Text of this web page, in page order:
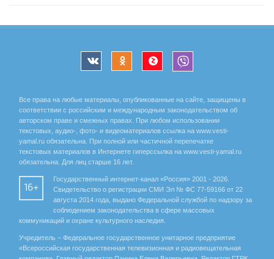
Все права на любые материалы, опубликованные на сайте, защищены в
соответствии с российским и международным законодательством об
авторском праве и смежных правах. При любом использовании
текстовых, аудио-, фото- и видеоматериалов ссылка на www.vesti-
yamal.ru обязательна. При полной или частичной перепечатке
текстовых материалов в Интернете гиперссылка на www.vesti-yamal.ru
обязательна. Для лиц старше 16 лет.
16+
Государственный интернет-канал «Россия» 2001 - 2026.
Свидетельство о регистрации СМИ Эл № ФС 77-59166 от 22
августа 2014 года, выдано Федеральной службой по надзору за
соблюдением законодательства в сфере массовых
коммуникаций и охране культурного наследия.
Учредитель – Федеральное государственное унитарное предприятие
«Всероссийская государственная телевизионная и радиовещательная